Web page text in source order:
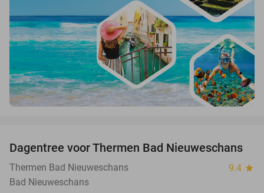
27%
Dagentree voor Thermen Bad Nieuweschans
Thermen Bad Nieuweschans 9.4 star
Bad Nieuweschans